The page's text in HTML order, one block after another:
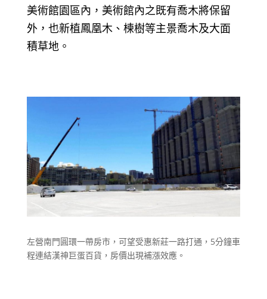
美術館園區內，美術館內之既有喬木將保留
外，也新植鳳凰木、楝樹等主景喬木及大面
積草地。
左營南門圓環一帶房市，可望受惠新莊一路打通，5分鐘車
程連結漢神巨蛋百貨，房價出現補漲效應。